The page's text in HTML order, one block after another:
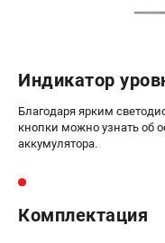
Цепи для бензопил
Масла и смазки
Леска для триммеров
Запчасти для
Индикатор
Благодаря ярким
кнопки можно узнать об
аккумулятора.
Комплектация